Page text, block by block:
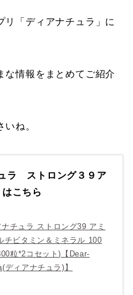
リ「ディアナチュラ」に
な情報をまとめてご紹介
ね。
ラ ストロング３９ア
こちら
チュラ ストロング39 アミ
チビタミン＆ミネラル 100
粒*2コセット)【Dear-
ディアナチュラ)】